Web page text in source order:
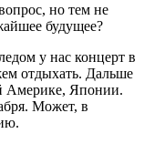
но тем не
будущее?
у нас концерт в
отдыхать. Дальше
Америке, Японии.
Может, в